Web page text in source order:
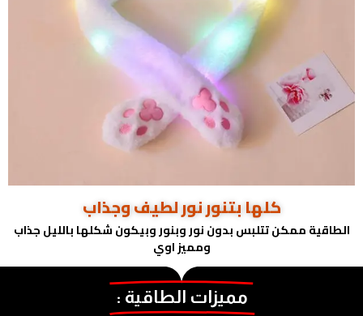
كلها بتنور نور لطيف وجذاب
الطاقية ممكن تتلبس بدون نور وبنور وبيكون شكلها بالليل جذاب
ومميز اوي
مميزات الطاقية :